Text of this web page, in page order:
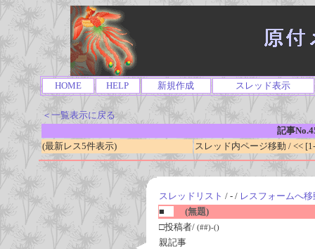
HOME HELP 新規作成 スレッド表示
＜一覧表示に戻る
記事
(最新レス5件表示)
スレッド内ページ移動 / <<
スレッドリスト / - / レスフォームへ移
■
(無題)
□投稿者/ (##)-()
親記事